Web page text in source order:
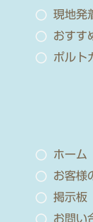
現地発
おすす
ポルト
ホーム
お客様
掲示板
お問い